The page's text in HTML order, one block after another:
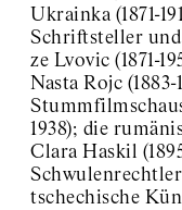
Ukrainka (1871-
Schriftsteller
ze Lvovic (1871-
Nasta Rojc
1938); die
Clara Haskil
tschechische